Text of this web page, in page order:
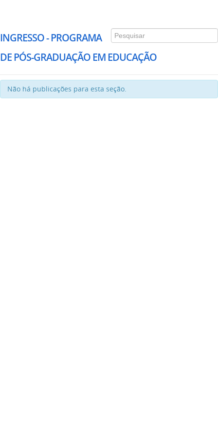
INGRESSO - PROGRAMA
DE PÓS-GRADUAÇÃO EM EDUCAÇÃO
Não há publicações para esta seção.